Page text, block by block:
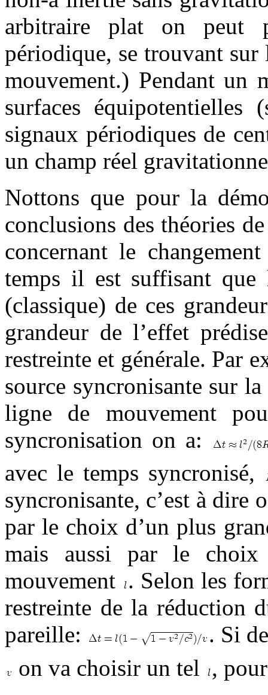
arbitraire plat on peut
périodique, se trouvant
mouvement.) Pendant un
surfaces
signaux périodiques de
un champ réel
Nottons que pour la
conclusions des théories
concernant le
temps il est suffisant que
(classique) de ces
grandeur de l’effet
restreinte et générale. Par
source syncronisante sur
ligne de mouvement
syncronisation on a:
avec le temps syncronisé,
syncronisante, c’est à dire
par le choix d’un plus
mais aussi par le choix
mouvement . Selon les
restreinte de la réduction
pareille:
. Si
on va choisir un tel ,